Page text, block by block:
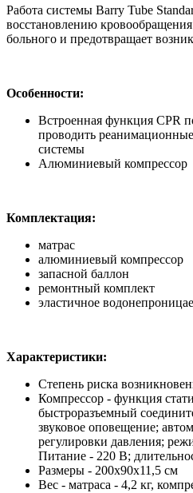
Работа системы Barry Tube
восстановлению
больного и предотвращает
Особенности:
Встроенная функция CPR
проводить
системы
Алюминиевый компрессор
Комплектация:
матрас
алюминиевый компрессор
запасной баллон
ремонтный комплект
эластичное
Характеристики:
Степень риска
Компрессор - функция
быстроразъемный
звуковое оповещение;
регулировки давления;
Питание - 220 В;
Размеры - 200х90х11,5 см
Вес - матраса - 4,2 кг,